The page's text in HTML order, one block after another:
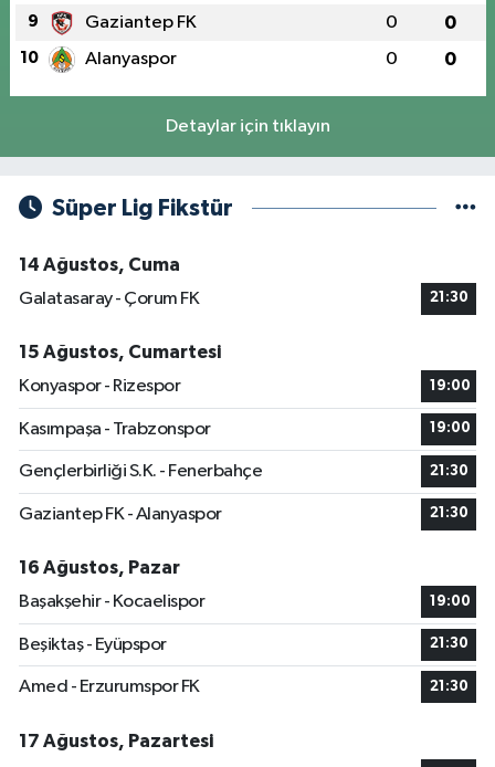
9 Gaziantep FK 0 0
10 Alanyaspor 0 0
Detaylar için tıklayın
Süper Lig Fikstür
14 Ağustos, Cuma
Galatasaray - Çorum FK
21:30
15 Ağustos, Cumartesi
Konyaspor - Rizespor
19:00
Kasımpaşa - Trabzonspor 19:00
Gençlerbirliği S.K. - Fenerbahçe 21:30
Gaziantep FK - Alanyaspor 21:30
16 Ağustos, Pazar
Başakşehir - Kocaelispor
19:00
Beşiktaş - Eyüpspor 21:30
Amed - Erzurumspor FK 21:30
17 Ağustos, Pazartesi